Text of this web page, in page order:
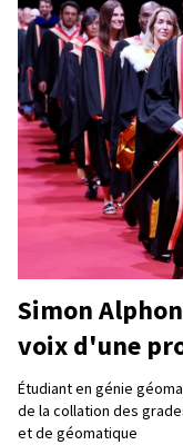
Simon
voix d'une
Étudiant en génie
de la collation des
et de géomatique